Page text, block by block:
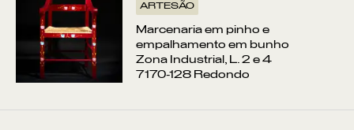
ARTESÃO
Marcenaria em pinho e
empalhamento em bunho
Zona Industrial, L. 2 e 4
7170-128 Redondo